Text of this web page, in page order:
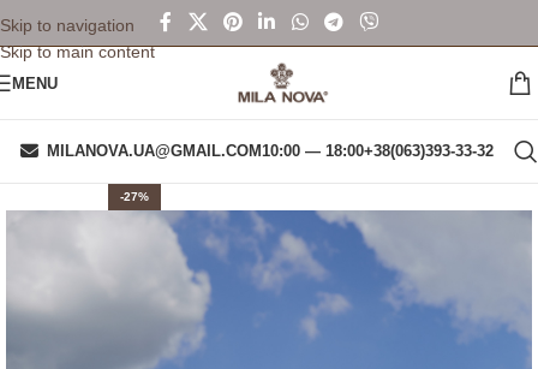
Skip to navigation
Skip to main content
MENU
MILANOVA.UA@GMAIL.COM10:00 — 18:00+38(063)393-33-32
-27%